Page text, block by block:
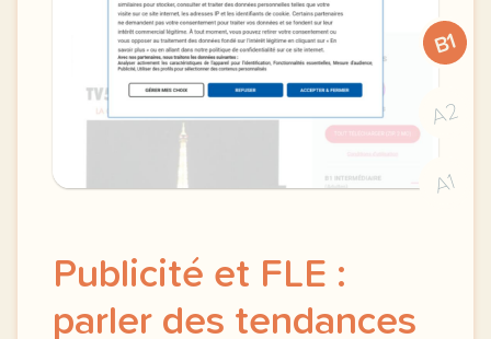
B1
A2
A1
Publicité et FLE :
parler des tendances